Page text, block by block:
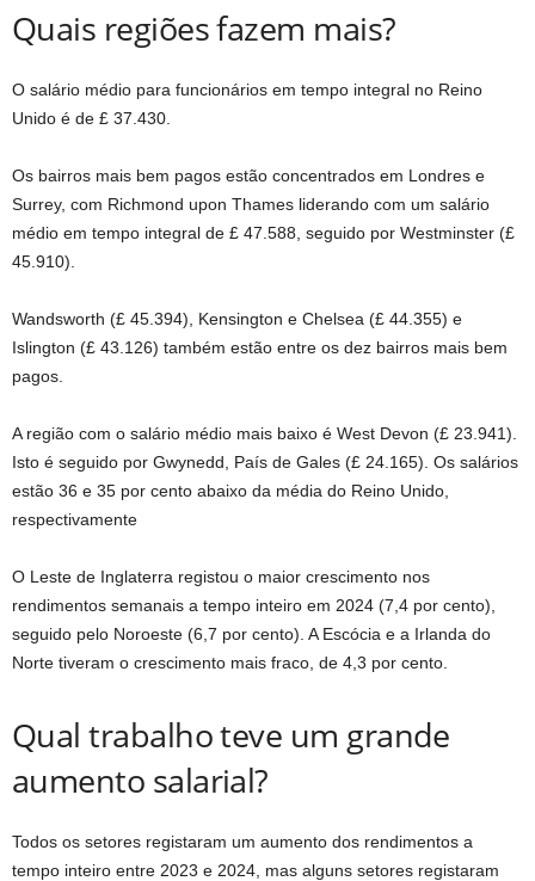
Quais regiões fazem mais?
O salário médio para funcionários em tempo integral no Reino
Unido é de £ 37.430.
Os bairros mais bem pagos estão concentrados em Londres e
Surrey, com Richmond upon Thames liderando com um salário
médio em tempo integral de £ 47.588, seguido por Westminster (£
45.910).
Wandsworth (£ 45.394), Kensington e Chelsea (£ 44.355) e
Islington (£ 43.126) também estão entre os dez bairros mais bem
pagos.
A região com o salário médio mais baixo é West Devon (£ 23.941).
Isto é seguido por Gwynedd, País de Gales (£ 24.165). Os salários
estão 36 e 35 por cento abaixo da média do Reino Unido,
respectivamente
O Leste de Inglaterra registou o maior crescimento nos
rendimentos semanais a tempo inteiro em 2024 (7,4 por cento),
seguido pelo Noroeste (6,7 por cento). A Escócia e a Irlanda do
Norte tiveram o crescimento mais fraco, de 4,3 por cento.
Qual trabalho teve um grande
aumento salarial?
Todos os setores registaram um aumento dos rendimentos a
tempo inteiro entre 2023 e 2024, mas alguns setores registaram